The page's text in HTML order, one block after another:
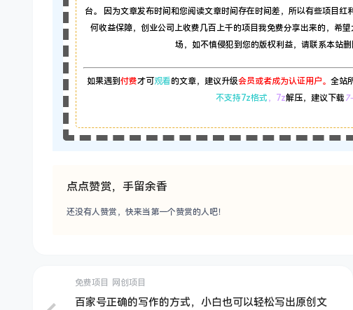
台。 因为文章发布时间和您阅读文章时间存在时间差，所以有些项目
何收益保障，创业公司上收费几百上千的项目我免费分享出来的，希
场，如不慎侵犯到您的版权利益，请联系本站
如果遇到付费才可 观看的文章，建议升级会员或者成为认证用户。 全站
不支持7z格式 ，7z解压，建议下载
点点赞赏，手留余香
还没有人赞赏，快来当第一个赞赏的人吧！
免费项目 网创项目
百家号正确的写作的方式，小白也可以轻松写出原创文